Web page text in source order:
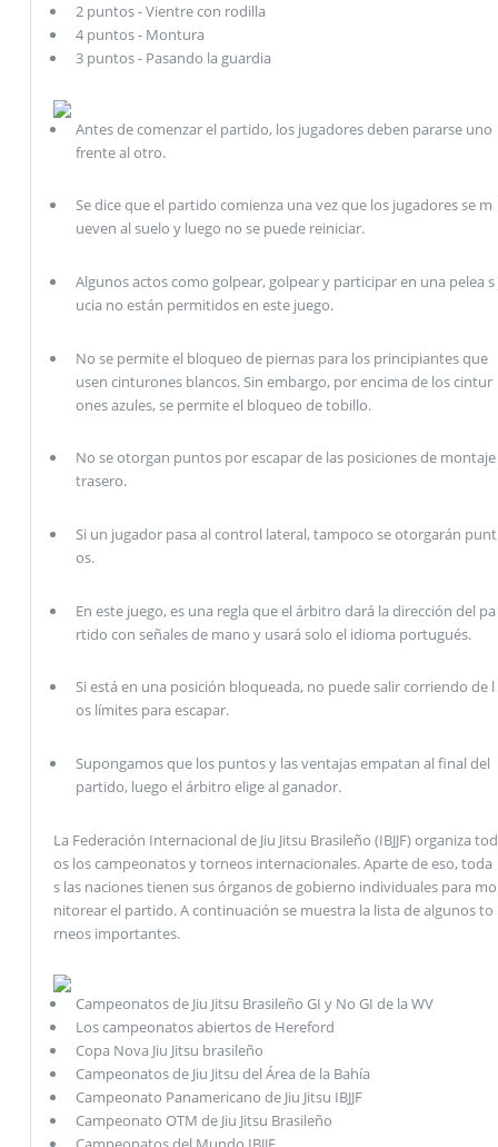
2 puntos - Vientre con rodilla
4 puntos - Montura
3 puntos - Pasando la guardia
Antes de comenzar el partido, los jugadores deben pararse uno
frente al otro.
Se dice que el partido comienza una vez que los jugadores se m
ueven al suelo y luego no se puede reiniciar.
Algunos actos como golpear, golpear y participar en una pelea s
ucia no están permitidos en este juego.
No se permite el bloqueo de piernas para los principiantes que
usen cinturones blancos. Sin embargo, por encima de los cintur
ones azules, se permite el bloqueo de tobillo.
No se otorgan puntos por escapar de las posiciones de montaje
trasero.
Si un jugador pasa al control lateral, tampoco se otorgarán punt
os.
En este juego, es una regla que el árbitro dará la dirección del pa
rtido con señales de mano y usará solo el idioma portugués.
Si está en una posición bloqueada, no puede salir corriendo de l
os límites para escapar.
Supongamos que los puntos y las ventajas empatan al final del
partido, luego el árbitro elige al ganador.
La Federación Internacional de Jiu Jitsu Brasileño (IBJJF) organiza tod
os los campeonatos y torneos internacionales. Aparte de eso, toda
s las naciones tienen sus órganos de gobierno individuales para mo
nitorear el partido. A continuación se muestra la lista de algunos to
rneos importantes.
Campeonatos de Jiu Jitsu Brasileño GI y No GI de la WV
Los campeonatos abiertos de Hereford
Copa Nova Jiu Jitsu brasileño
Campeonatos de Jiu Jitsu del Área de la Bahía
Campeonato Panamericano de Jiu Jitsu IBJJF
Campeonato OTM de Jiu Jitsu Brasileño